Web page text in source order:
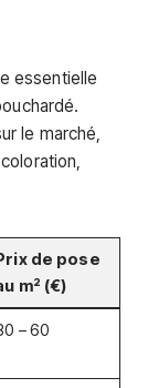
essentielle
le marché,
de pose
m² (€)
– 60